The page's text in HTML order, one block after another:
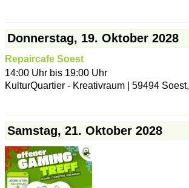
Donnerstag, 19. Oktober 2028
Repaircafe Soest
14:00 Uhr bis 19:00 Uhr
KulturQuartier - Kreativraum
59494 Soest,
Samstag, 21. Oktober 2028